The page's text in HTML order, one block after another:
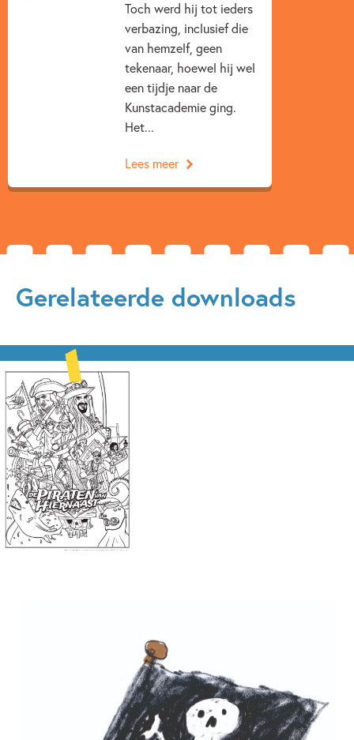
Fantasie & magie
Humor
Reggie Naus
Toch werd hij tot ieders
verbazing, inclusief die
van hemzelf, geen
tekenaar, hoewel hij wel
een tijdje naar de
Kunstacademie ging.
Het...
Lees meer
Gerelateerde downloads